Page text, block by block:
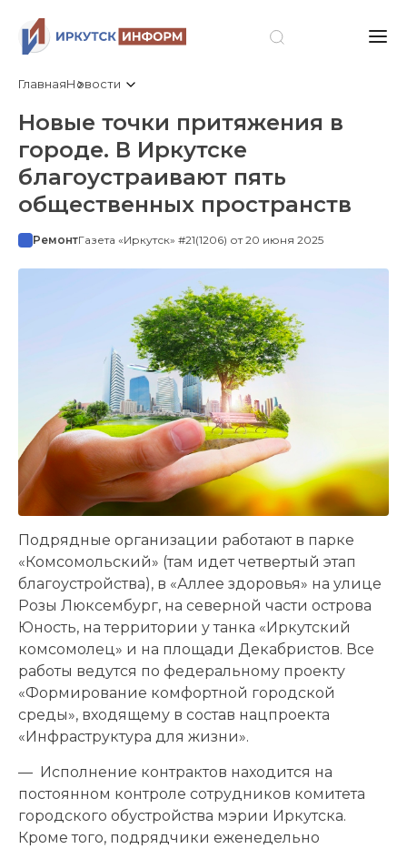
ГлавнаяНовости
Новые точки притяжения в
городе. В Иркутске
благоустраивают пять
общественных пространств
РемонтГазета «Иркутск» #21(1206) от 20 июня 2025
Подрядные организации работают в парке
«Комсомольский» (там идет четвертый этап
благоустройства), в «Аллее здоровья» на улице
Розы Люксембург, на северной части острова
Юность, на территории у танка «Иркутский
комсомолец» и на площади Декабристов. Все
работы ведутся по федеральному проекту
«Формирование комфортной городской
среды», входящему в состав нацпроекта
«Инфраструктура для жизни».
— Исполнение контрактов находится на
постоянном контроле сотрудников комитета
городского обустройства мэрии Иркутска.
Кроме того, подрядчики еженедельно